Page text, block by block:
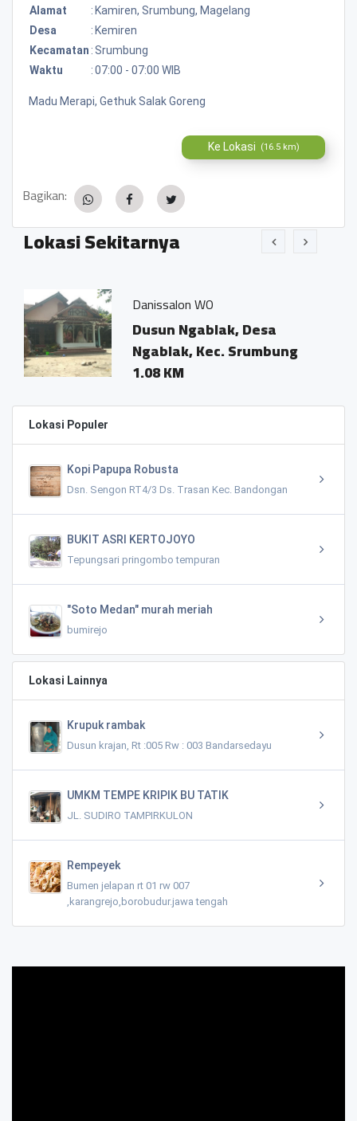
Alamat : Kamiren, Srumbung, Magelang
Desa
: Kemiren
Kecamatan : Srumbung
Waktu
:07:00 - 07:00 WIB
Madu Merapi, Gethuk Salak Goreng
Ke Lokasi (16.5 km)
Bagikan:
Lokasi Sekitarnya
Danissalon WO
Dusun Ngablak, Desa
Ngablak, Kec. Srumbung
1.08 KM
Lokasi Populer
Kopi Papupa Robusta
Dsn. Sengon RT4/3 Ds. Trasan Kec. Bandongan
BUKIT ASRI KERTOJOYO
Tepungsari pringombo tempuran
"Soto Medan" murah meriah
bumirejo
Lokasi Lainnya
Krupuk rambak
Dusun krajan, Rt :005 Rw : 003 Bandarsedayu
UMKM TEMPE KRIPIK BU TATIK
JL. SUDIRO TAMPIRKULON
Rempeyek
Bumen jelapan rt 01 rw 007
,karangrejo,borobudur.jawa tengah